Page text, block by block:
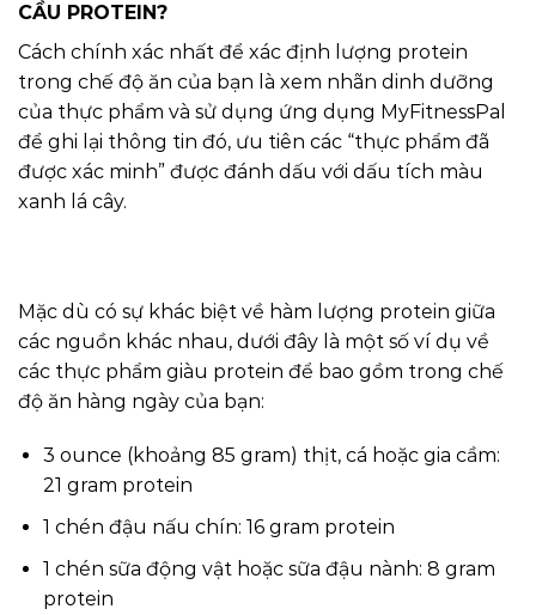
CẦU PROTEIN?
Cách chính xác nhất để xác định lượng protein
trong chế độ ăn của bạn là xem nhãn dinh dưỡng
của thực phẩm và sử dụng ứng dụng MyFitnessPal
để ghi lại thông tin đó, ưu tiên các “thực phẩm đã
được xác minh” được đánh dấu với dấu tích màu
xanh lá cây.
Mặc dù có sự khác biệt về hàm lượng protein giữa
các nguồn khác nhau, dưới đây là một số ví dụ về
các thực phẩm giàu protein để bao gồm trong chế
độ ăn hàng ngày của bạn:
3 ounce (khoảng 85 gram) thịt, cá hoặc gia cầm:
21 gram protein
1 chén đậu nấu chín: 16 gram protein
1 chén sữa động vật hoặc sữa đậu nành: 8 gram
protein